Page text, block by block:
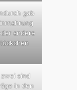
gab
andere
zwei sind
in den